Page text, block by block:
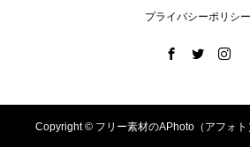
プライバシーポリシー
Copyright © フリー素材のAPhoto（アフォ